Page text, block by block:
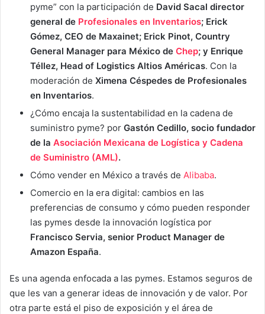
pyme” con la participación de David Sacal director
general de Profesionales en Inventarios; Erick
Gómez, CEO de Maxainet; Erick Pinot, Country
General Manager para México de Chep; y Enrique
Téllez, Head of Logistics Altios Américas. Con la
moderación de Ximena Céspedes de Profesionales
en Inventarios.
¿Cómo encaja la sustentabilidad en la cadena de
suministro pyme? por Gastón Cedillo, socio fundador
de la Asociación Mexicana de Logística y Cadena
de Suministro (AML).
Cómo vender en México a través de Alibaba.
Comercio en la era digital: cambios en las
preferencias de consumo y cómo pueden responder
las pymes desde la innovación logística por
Francisco Servia, senior Product Manager de
Amazon España.
Es una agenda enfocada a las pymes. Estamos seguros de
que les van a generar ideas de innovación y de valor. Por
otra parte está el piso de exposición y el área de